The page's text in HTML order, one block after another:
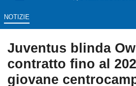
NOTIZIE
Juventus blinda
contratto fino al
giovane